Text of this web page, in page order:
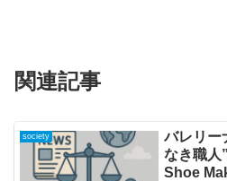
関連記事
society
バレリー
なき職
Shoe